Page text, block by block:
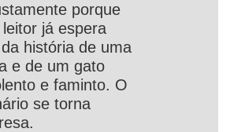
porque
já espera
história de uma
e de um gato
e faminto. O
se torna